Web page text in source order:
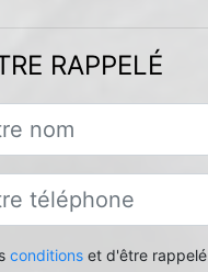
RAPPELÉ
conditionset d'être rappelé